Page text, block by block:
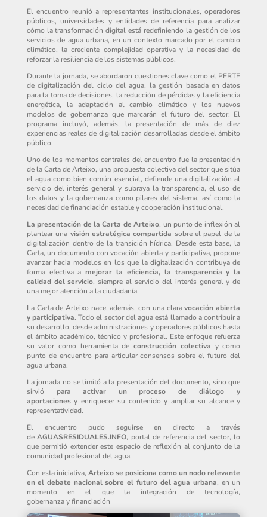
El encuentro reunió a representantes institucionales, operadores
públicos, universidades y entidades de referencia para analizar
cómo la transformación digital está redefiniendo la gestión de los
servicios de agua urbana, en un contexto marcado por el cambio
climático, la creciente complejidad operativa y la necesidad de
reforzar la resiliencia de los sistemas públicos.
Durante la jornada, se abordaron cuestiones clave como el PERTE
de digitalización del ciclo del agua, la gestión basada en datos
para la toma de decisiones, la reducción de pérdidas y la eficiencia
energética, la adaptación al cambio climático y los nuevos
modelos de gobernanza que marcarán el futuro del sector. El
programa incluyó, además, la presentación de más de diez
experiencias reales de digitalización desarrolladas desde el ámbito
público.
Uno de los momentos centrales del encuentro fue la presentación
de la Carta de Arteixo, una propuesta colectiva del sector que sitúa
el agua como bien común esencial, defiende una digitalización al
servicio del interés general y subraya la transparencia, el uso de
los datos y la gobernanza como pilares del sistema, así como la
necesidad de financiación estable y cooperación institucional.
La presentación de la Carta de Arteixo, un punto de inflexión al
plantear una visión estratégica compartida sobre el papel de la
digitalización dentro de la transición hídrica. Desde esta base, la
Carta, un documento con vocación abierta y participativa, propone
avanzar hacia modelos en los que la digitalización contribuya de
forma efectiva amejorar la eficiencia, la transparencia y la
calidad del servicio, siempre al servicio del interés general y de
una mejor atención a la ciudadanía.
La Carta de Arteixo nace, además, con una claravocación abierta
y participativa. Todo el sector del agua está llamado a contribuir a
su desarrollo, desde administraciones y operadores públicos hasta
el ámbito académico, técnico y profesional. Este enfoque refuerza
su valor como herramienta deconstrucción colectiva y como
punto de encuentro para articular consensos sobre el futuro del
agua urbana.
La jornada no se limitó a la presentación del documento, sino que
sirvió para activar un proceso de diálogo y
aportacionesy enriquecer su contenido y ampliar su alcance y
representatividad.
El encuentro pudo seguirse en directo a través
deAGUASRESIDUALES.INFO, portal de referencia del sector, lo
que permitió extender este espacio de reflexión al conjunto de la
comunidad profesional del agua.
Con esta iniciativa, Arteixo se posiciona como un nodo relevante
en el debate nacional sobre el futuro del agua urbana, en un
momento en el que la integración de tecnología,
gobernanza y financiación